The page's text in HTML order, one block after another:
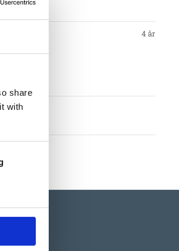
share
with
4 år